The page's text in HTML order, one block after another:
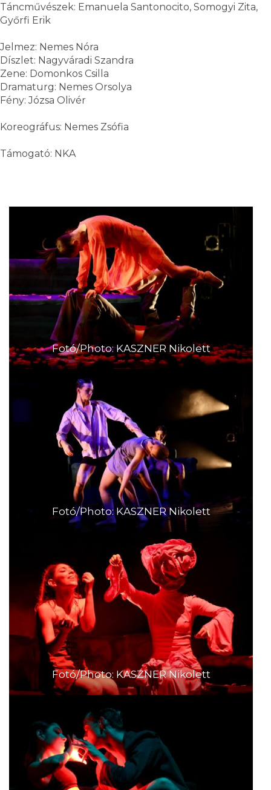
Táncművészek: Emanuela Santonocito, Somogyi Zita,
Győrfi Erik
Jelmez: Nemes Nóra
Díszlet: Nagyváradi Szandra
Zene: Domonkos Csilla
Dramaturg: Nemes Orsolya
Fény: Józsa Olivér
Koreográfus: Nemes Zsófia
Támogató: NKA
Fotó/Photo: KASZNER Nikolett
Fotó/Photo: KASZNER Nikolett
Fotó/Photo: KASZNER Nikolett